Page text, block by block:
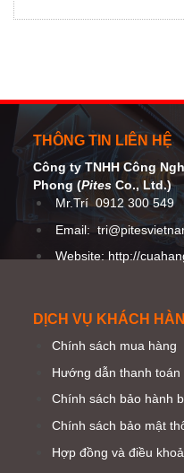
THÔNG TIN LIÊN HỆ
Công ty TNHH Công
Phong (Pites Co., Ltd.)
Mr.Trí 0912 300 549
Email:
Website: http://
DỊCH VỤ KHÁCH
Chính sách mua hàng
Hướng dẫn thanh toán
Chính sách bảo hành
Chính sách bảo mật
Hợp đồng và điều